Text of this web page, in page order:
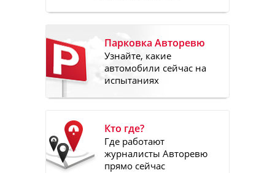
Парковка Авторевю
Узнайте, какие
автомобили сейчас на
испытаниях
Кто где?
Где работают
журналисты Авторевю
прямо сейчас